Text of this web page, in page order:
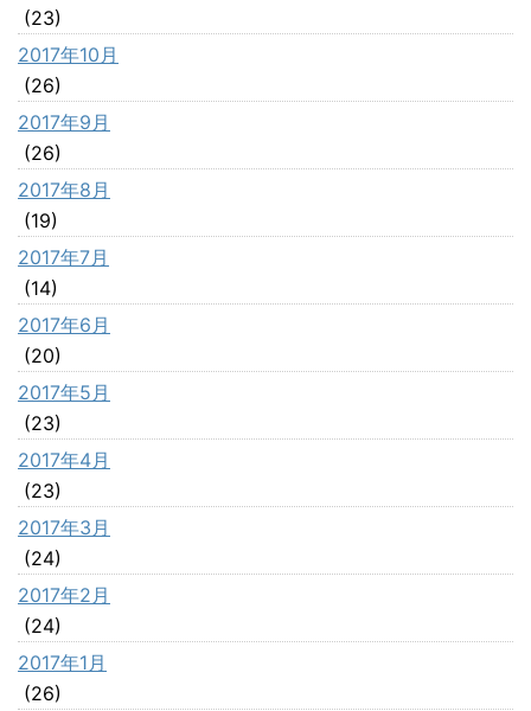
(23)
2017年10月
(26)
2017年9月
(26)
2017年8月
(19)
2017年7月
(14)
2017年6月
(20)
2017年5月
(23)
2017年4月
(23)
2017年3月
(24)
2017年2月
(24)
2017年1月
(26)